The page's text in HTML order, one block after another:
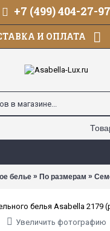
+7 (499) 404-27-97
И ОПЛАТА
белье » По размерам »
Увеличить фотографию